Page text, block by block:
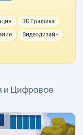
3D Графика
Видеодизайн
и Цифровое